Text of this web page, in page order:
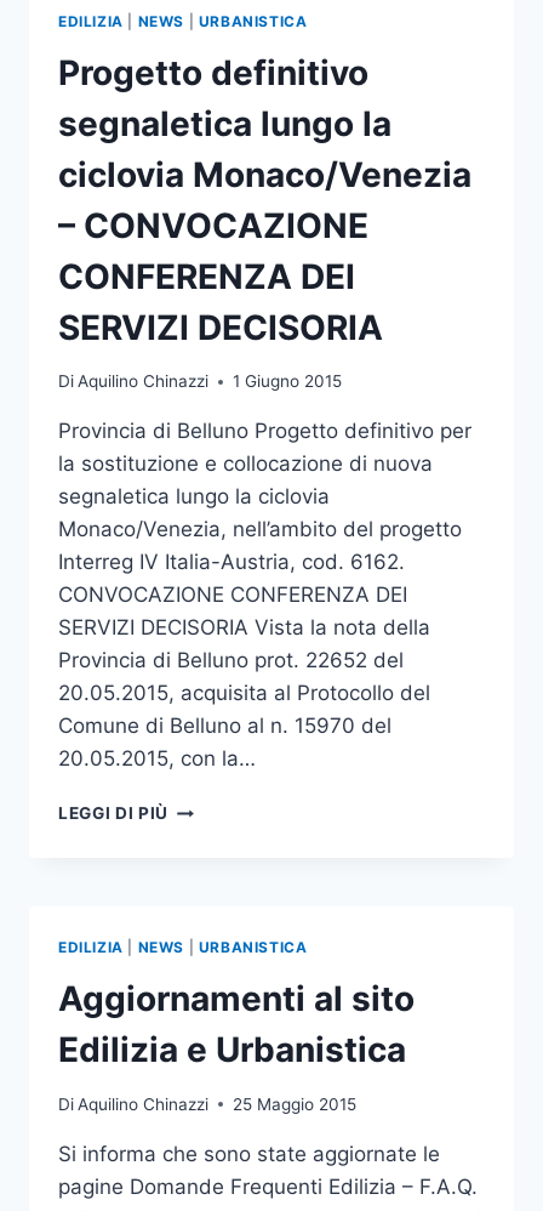
ART.
146
D.LGS.
42/04
EDILIZIA NEWS URBANISTICA
Progetto definitivo
segnaletica lungo la
ciclovia Monaco/Venezia
– CONVOCAZIONE
CONFERENZA DEI
SERVIZI DECISORIA
DiAquilino Chinazzi 1 Giugno 2015
Provincia di Belluno Progetto definitivo per
la sostituzione e collocazione di nuova
segnaletica lungo la ciclovia
Monaco/Venezia, nell’ambito del progetto
Interreg IV Italia-Austria, cod. 6162.
CONVOCAZIONE CONFERENZA DEI
SERVIZI DECISORIA Vista la nota della
Provincia di Belluno prot. 22652 del
20.05.2015, acquisita al Protocollo del
Comune di Belluno al n. 15970 del
20.05.2015, con la…
LEGGI DI PIÙ PROGETTO
CICLOVIA
MONACO/VENEZIA
CONVOCAZIONE
CONFERENZA
DEI
DECISORIA
EDILIZIA NEWS URBANISTICA
Aggiornamenti al sito
Edilizia e Urbanistica
DiAquilino Chinazzi 25 Maggio 2015
Si informa che sono state aggiornate le
pagine Domande Frequenti Edilizia – F.A.Q.